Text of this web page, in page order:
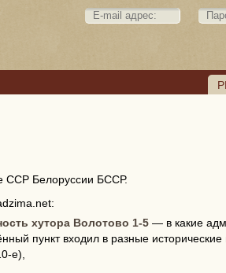
PL
ССР Белоруссии БССР.
хутора Волотово 1-5 — в какие
пункт входил в разные
е),